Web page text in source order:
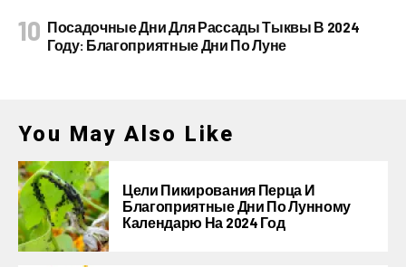
Посадочные Дни Для Рассады Тыквы В 2024
Году: Благоприятные Дни По Луне
You May Also Like
Цели Пикирования Перца И
Благоприятные Дни По Лунному
Календарю На 2024 Год